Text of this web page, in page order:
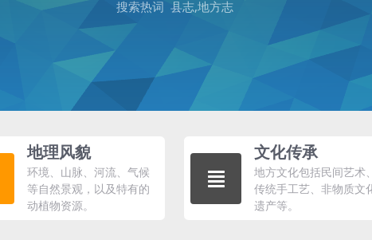
搜索热词 县志 地方志
地理风貌
环境、山脉、河流、气候
等自然景观，以及特有的
动植物资源。
文化传承
地方文化包括民间艺术、
传统手工艺、非物质文
遗产等。